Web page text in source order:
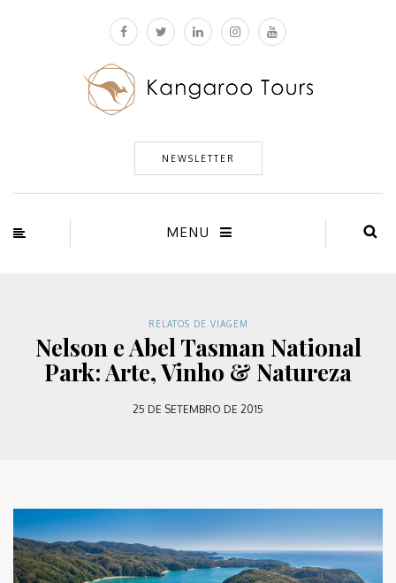
NEWSLETTER
MENU
RELATOS DE VIAGEM
Nelson e Abel Tasman National
Park: Arte, Vinho & Natureza
25 DE SETEMBRO DE 2015